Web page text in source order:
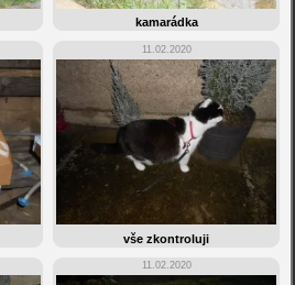
kamarádka
11.02.2020
vše zkontroluji
11.02.2020